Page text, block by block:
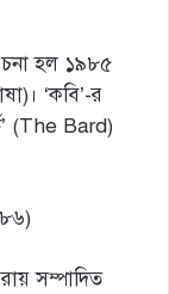
হল ১৯৮৫
‘কবি’-র
(The Bard)
সম্পাদিত